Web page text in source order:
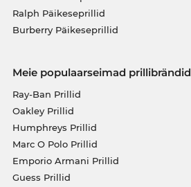
Ralph Päikeseprillid
Burberry Päikeseprillid
Meie populaarseimad prillibrändid
Ray-Ban Prillid
Oakley Prillid
Humphreys Prillid
Marc O Polo Prillid
Emporio Armani Prillid
Guess Prillid